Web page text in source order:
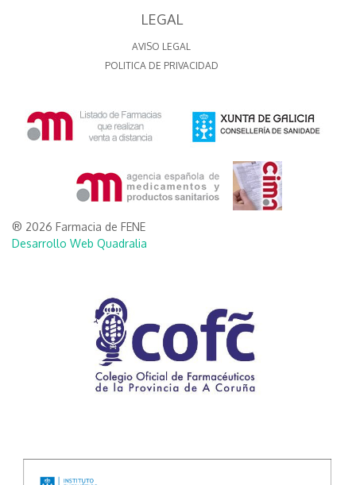
LEGAL
AVISO LEGAL
POLITICA DE PRIVACIDAD
® 2026 Farmacia de FENE
Desarrollo Web Quadralia